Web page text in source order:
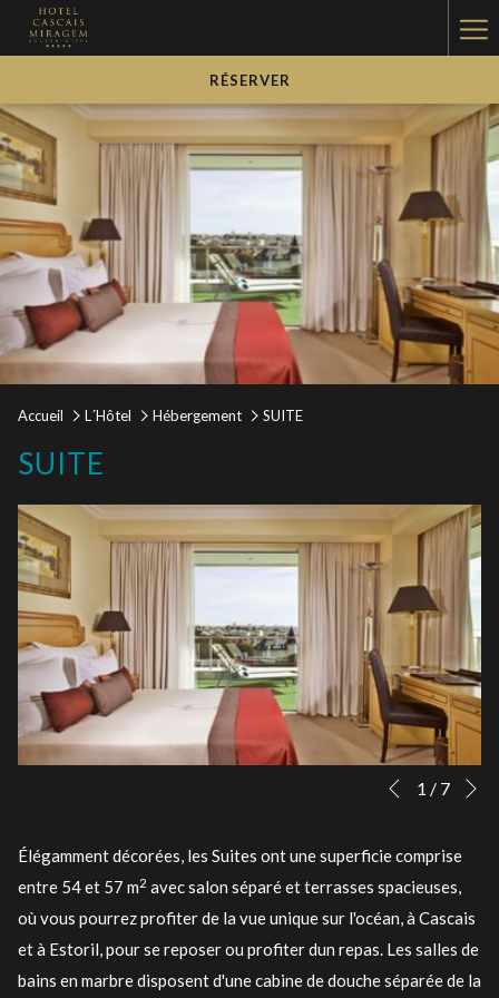
RÉSERVER
Accueil L´Hôtel Hébergement SUITE
SUITE
Boutons
commande
diaporama
Le
dessus
sera
actualisé
en
Précédent
1 / 7
Élégamment décorées, les Suites ont une superficie comprise
entre 54 et 57 m2 avec salon séparé et terrasses spacieuses,
où vous pourrez profiter de la vue unique sur l'océan, à Cascais
et à Estoril, pour se reposer ou profiter dun repas. Les salles de
bains en marbre disposent d'une cabine de douche séparée de la